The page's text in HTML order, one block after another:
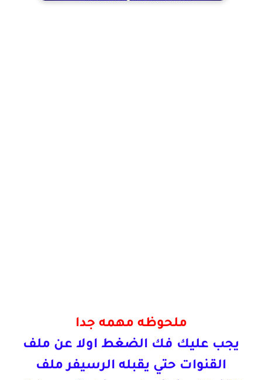
ملحوظه مهمه جدا
يجب عليك فك الضغط اولا عن ملف
القنوات حتي يقبله الرسيفر ملف